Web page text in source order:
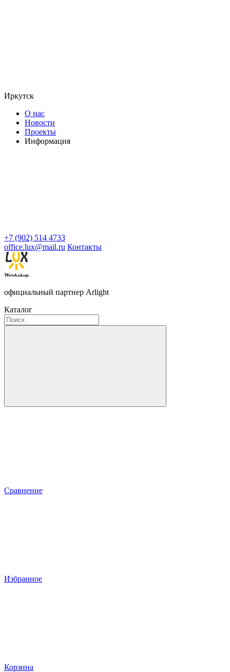
Иркутск
О нас
Новости
Проекты
Информация
+7 (902) 514 4733
office.lux@mail.ru Контакты
официальный партнер Arlight
Каталог
Сравнение
Избранное
Корзина